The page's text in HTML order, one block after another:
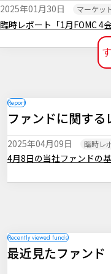
臨時レポート「1月FOMC 4
2025年01月30日 マーケッ
臨時レポート「日銀1月
マーケ
臨時レポート「日銀12月 金
2024年12月20日
臨時レポート「12月FOMC
2024年12月19日 マーケッ
臨時レポート「日銀10月 金
2024年11月01日
ファンドに関する
4月8日の当社ファンドの
2025年04月09日 臨時レ
最近見たファンド